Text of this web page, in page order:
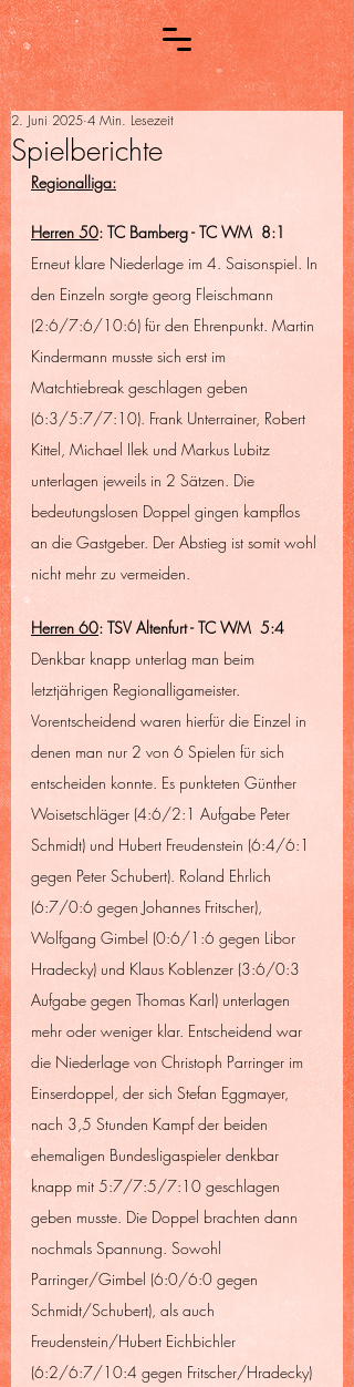
Spielberichte
2. Juni 2025 4 Min. Lesezeit
Regionalliga:
Herren 50: TC Bamberg - TC WM  8:1
Erneut klare Niederlage im 4. Saisonspiel. In
den Einzeln sorgte georg Fleischmann
(2:6/7:6/10:6) für den Ehrenpunkt. Martin
Kindermann musste sich erst im
Matchtiebreak geschlagen geben
(6:3/5:7/7:10). Frank Unterrainer, Robert
Kittel, Michael Ilek und Markus Lubitz
unterlagen jeweils in 2 Sätzen. Die
bedeutungslosen Doppel gingen kampflos
an die Gastgeber. Der Abstieg ist somit wohl
nicht mehr zu vermeiden.
Herren 60: TSV Altenfurt - TC WM  5:4
Denkbar knapp unterlag man beim
letztjährigen Regionalligameister.
Vorentscheidend waren hierfür die Einzel in
denen man nur 2 von 6 Spielen für sich
entscheiden konnte. Es punkteten Günther
Woisetschläger (4:6/2:1 Aufgabe Peter
Schmidt) und Hubert Freudenstein (6:4/6:1
gegen Peter Schubert). Roland Ehrlich
(6:7/0:6 gegen Johannes Fritscher),
Wolfgang Gimbel (0:6/1:6 gegen Libor
Hradecky) und Klaus Koblenzer (3:6/0:3
Aufgabe gegen Thomas Karl) unterlagen
mehr oder weniger klar. Entscheidend war
die Niederlage von Christoph Parringer im
Einserdoppel, der sich Stefan Eggmayer,
nach 3,5 Stunden Kampf der beiden
ehemaligen Bundesligaspieler denkbar
knapp mit 5:7/7:5/7:10 geschlagen
geben musste. Die Doppel brachten dann
nochmals Spannung. Sowohl
Parringer/Gimbel (6:0/6:0 gegen
Schmidt/Schubert), als auch
Freudenstein/Hubert Eichbichler
(6:2/6:7/10:4 gegen Fritscher/Hradecky)